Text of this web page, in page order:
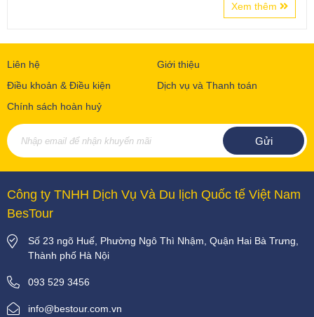
Xem thêm
Liên hệ
Giới thiệu
Điều khoản & Điều kiện
Dịch vụ và Thanh toán
Chính sách hoàn huỷ
Công ty TNHH Dịch Vụ Và Du lịch Quốc tế Việt Nam
BesTour
Số 23 ngõ Huế, Phường Ngô Thì Nhậm, Quận Hai Bà Trưng,
Thành phố Hà Nội
093 529 3456
info@bestour.com.vn